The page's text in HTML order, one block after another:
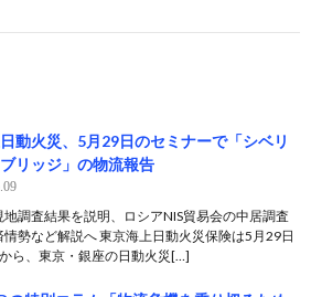
動火災、5月29日のセミナーで「シベリ
リッジ」の物流報告
調査結果を説明、ロシアNIS貿易会の中居調査
情勢など解説へ 東京海上日動火災保険は5月29日
ら、東京・銀座の日動火災[…]